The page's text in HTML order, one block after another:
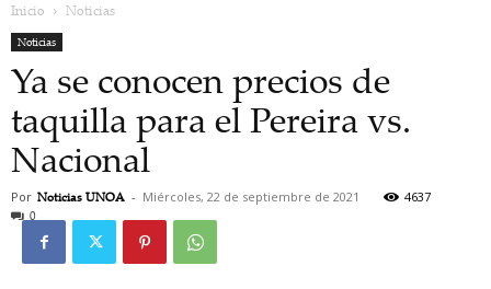
Inicio Noticias
Noticias
Ya se conocen precios de
taquilla para el Pereira vs.
Nacional
Por Noticias UNOA - Miércoles, 22 de septiembre de 2021 4637
0